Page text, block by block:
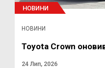
НОВИНИ
НОВИНИ
Toyota Crown
24 Лип, 2026